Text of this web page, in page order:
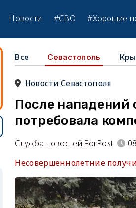
Новости #СВО #Хорошие
Все Севастополь
Новости Севастополя
После нападений
потребовала
Служба новостей ForPost
Несовершеннолетние